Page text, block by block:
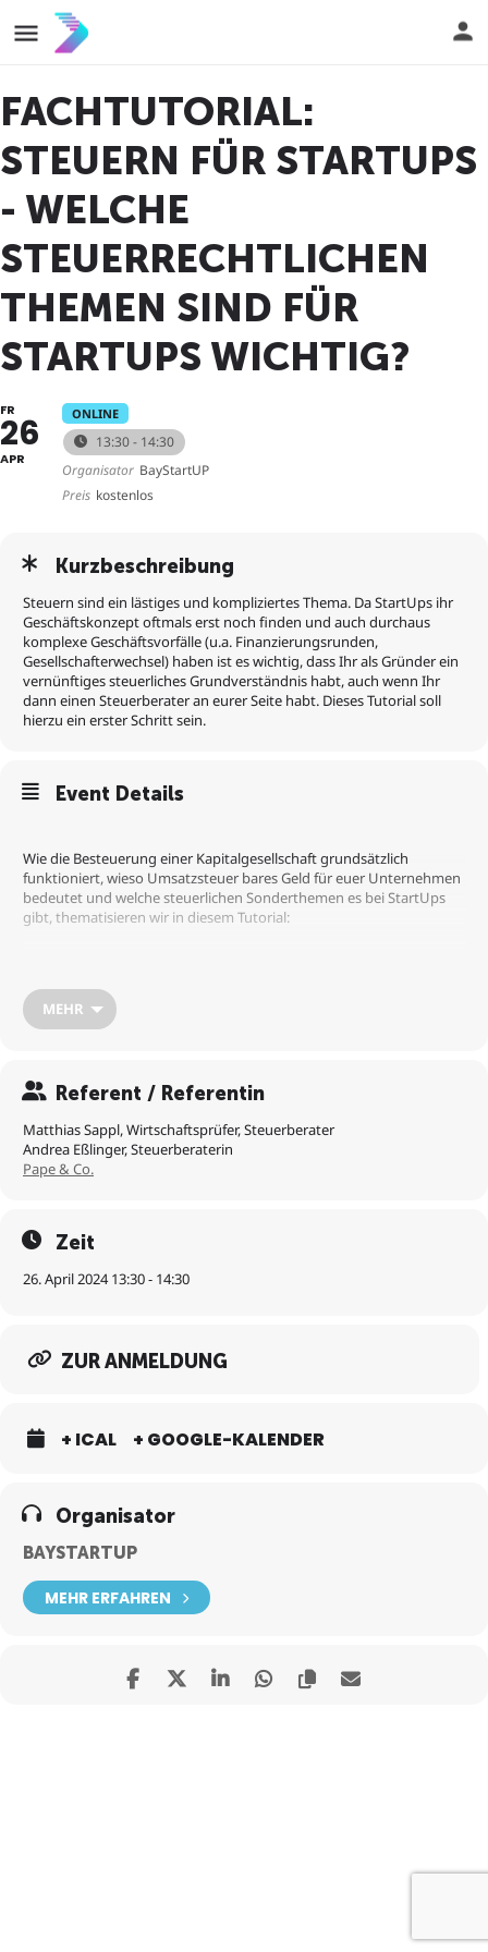
FACHTUTORIAL:
STEUERN FÜR STARTUPS
- WELCHE
STEUERRECHTLICHEN
THEMEN SIND FÜR
STARTUPS WICHTIG?
FR
26
APR
ONLINE
13:30 - 14:30
Organisator BayStartUP
Preis kostenlos
Kurzbeschreibung
Steuern sind ein lästiges und kompliziertes Thema. Da StartUps ihr
Geschäftskonzept oftmals erst noch finden und auch durchaus
komplexe Geschäftsvorfälle (u.a. Finanzierungsrunden,
Gesellschafterwechsel) haben ist es wichtig, dass Ihr als Gründer ein
vernünftiges steuerliches Grundverständnis habt, auch wenn Ihr
dann einen Steuerberater an eurer Seite habt. Dieses Tutorial soll
hierzu ein erster Schritt sein.
Event Details
Wie die Besteuerung einer Kapitalgesellschaft grundsätzlich
funktioniert, wieso Umsatzsteuer bares Geld für euer Unternehmen
bedeutet und welche steuerlichen Sonderthemen es bei StartUps
gibt, thematisieren wir in diesem Tutorial:
Wie läuft die Gründung einer GmbH ab?
Mit welchen steuerlichen Themen sollte ich mich auskennen
(Umsatzsteuer, Ertragssteuer,
Körperschafts- & Gewerbesteuer, Verlustnutzung &
MEHR
Referent / Referentin
Matthias Sappl, Wirtschaftsprüfer, Steuerberater
Andrea Eßlinger, Steuerberaterin
Pape & Co.
Zeit
26. April 2024 13:30 - 14:30
ZUR ANMELDUNG
+ ICAL + GOOGLE-KALENDER
Organisator
BAYSTARTUP
MEHR ERFAHREN